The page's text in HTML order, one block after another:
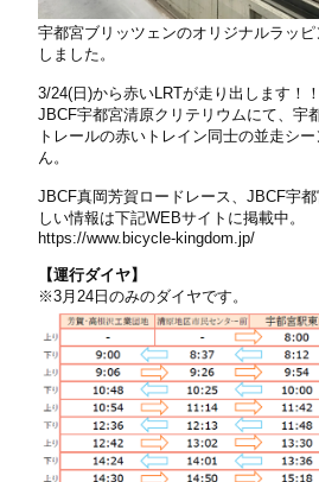
宇都宮ブリッツェンのオリジナルラッ
しました。
3/24(日)から赤いLRTが走り出します！
JBCF宇都宮清原クリテリウムにて、宇
トレールの赤いトレイン同士の並走シ
ん。
JBCF真岡芳賀ロードレース、JBCF宇
しい情報は下記WEBサイトに掲載中。
https://www.bicycle-kingdom.jp/
【運行ダイヤ】
※3月24日のみのダイヤです。